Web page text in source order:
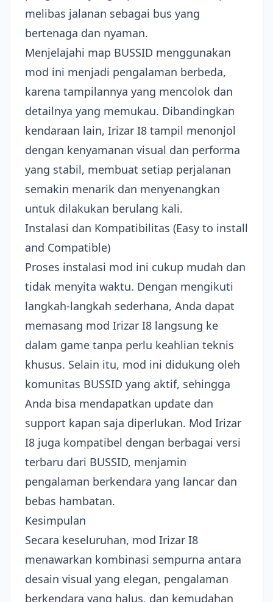
melibas jalanan sebagai bus yang
bertenaga dan nyaman.
Menjelajahi map BUSSID menggunakan
mod ini menjadi pengalaman berbeda,
karena tampilannya yang mencolok dan
detailnya yang memukau. Dibandingkan
kendaraan lain, Irizar I8 tampil menonjol
dengan kenyamanan visual dan performa
yang stabil, membuat setiap perjalanan
semakin menarik dan menyenangkan
untuk dilakukan berulang kali.
Instalasi dan Kompatibilitas (Easy to install
and Compatible)
Proses instalasi mod ini cukup mudah dan
tidak menyita waktu. Dengan mengikuti
langkah-langkah sederhana, Anda dapat
memasang mod Irizar I8 langsung ke
dalam game tanpa perlu keahlian teknis
khusus. Selain itu, mod ini didukung oleh
komunitas BUSSID yang aktif, sehingga
Anda bisa mendapatkan update dan
support kapan saja diperlukan. Mod Irizar
I8 juga kompatibel dengan berbagai versi
terbaru dari BUSSID, menjamin
pengalaman berkendara yang lancar dan
bebas hambatan.
Kesimpulan
Secara keseluruhan, mod Irizar I8
menawarkan kombinasi sempurna antara
desain visual yang elegan, pengalaman
berkendara yang halus, dan kemudahan